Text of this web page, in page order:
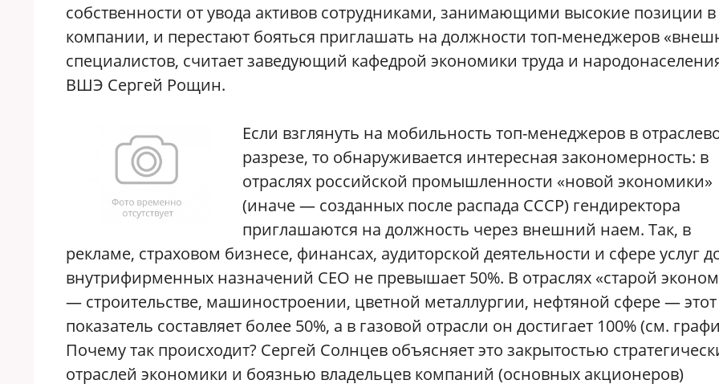
собственности от увода активов сотрудниками, занимающими высокие позиции в
компании, и перестают бояться приглашать на должности топ-менеджеров
специалистов, считает заведующий кафедрой экономики труда и
ВШЭ Сергей Рощин.
Если взглянуть на мобильность топ-менеджеров в
разрезе, то обнаруживается интересная закономерность: в
отраслях российской промышленности «новой экономики»
(иначе — созданных после распада СССР) гендиректора
приглашаются на должность через внешний наем. Так, в
рекламе, страховом бизнесе, финансах, аудиторской деятельности и сфере услуг
внутрифирменных назначений СЕО не превышает 50%. В отраслях «старой
— строительстве, машиностроении, цветной металлургии, нефтяной сфере — этот
показатель составляет более 50%, а в газовой отрасли он достигает 100% (см.
Почему так происходит? Сергей Солнцев объясняет это закрытостью
отраслей экономики и боязнью владельцев компаний (основных акционеров)